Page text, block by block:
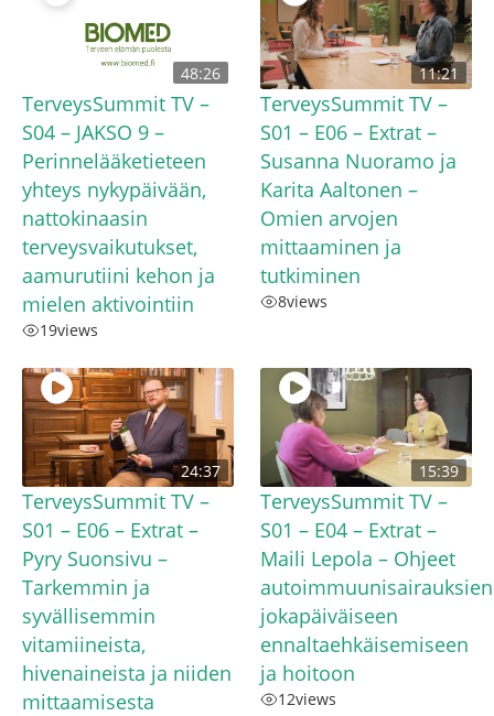
48:26
TerveysSummit TV –
S04 – JAKSO 9 –
Perinnelääketieteen
yhteys nykypäivään,
nattokinaasin
terveysvaikutukset,
aamurutiini kehon ja
mielen aktivointiin
19views
11:21
TerveysSummit TV –
S01 – E06 – Extrat –
Susanna Nuoramo ja
Karita Aaltonen –
Omien arvojen
mittaaminen ja
tutkiminen
8views
24:37
TerveysSummit TV –
S01 – E06 – Extrat –
Pyry Suonsivu –
Tarkemmin ja
syvällisemmin
vitamiineista,
hivenaineista ja niiden
mittaamisesta
15:39
TerveysSummit TV –
S01 – E04 – Extrat –
Maili Lepola – Ohjeet
autoimmuunisairauksien
jokapäiväiseen
ennaltaehkäisemiseen
ja hoitoon
12views